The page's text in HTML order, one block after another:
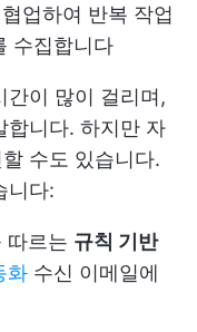
업하여 반복 작업
수집합니다
간이 많이 걸리며,
합니다. 하지만 자
수도 있습니다.
니다:
따르는 규칙 기반
화 수신 이메일에